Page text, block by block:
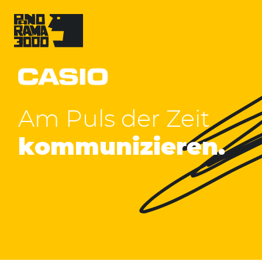
content
Casio
-
Am Puls der Zeit
kommunizieren.